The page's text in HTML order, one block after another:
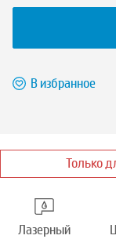
В избранное
Только
Лазерный